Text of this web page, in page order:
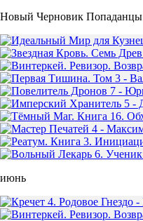
Новый Черновик Попаданцы
июнь